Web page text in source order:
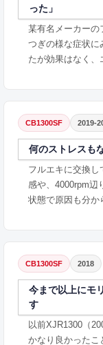
った」
某有名メーカーの
つぎの様な症状に
たが効果はなく、
CB1300SF 2019-
何のストレスも
フルエキに交換
感や、4000rpm辺
状態で原因も分か
CB1300SF 2018
今まで以上にモ
す
以前XJR1300（
かなり良かったこ